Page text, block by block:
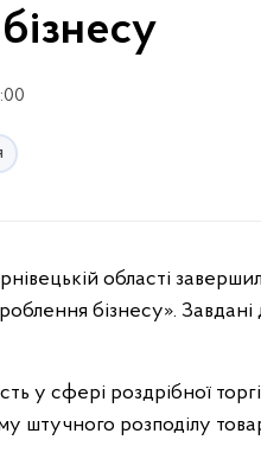
області
бізнесу». Завдані
у сфері роздрібної
штучного розподілу